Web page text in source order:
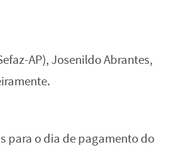
AP), Josenildo Abrantes,
para o dia de pagamento do